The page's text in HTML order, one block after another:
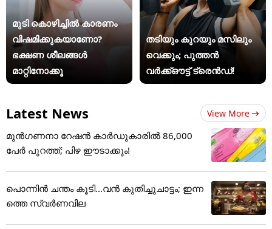
മുടി കൊഴിച്ചിൽ കാരണം
വിഷമിക്കുകയാണോ?
ഭക്ഷണ ശീലങ്ങൾ
മാറ്റിനോക്കൂ
തടിയും കുറയും മസിലും
വെക്കും; പുത്തൻ
വർക്ക്ഔട്ട് ട്രെൻഡ്!
Latest News View More
മുൻഗണനാ റേഷൻ കാർഡുകാരിൽ 86,000
പേർ പുറത്ത്; പിഴ ഈടാക്കും!
പൊന്നിന്‍ ചന്തം കൂടി...വന്‍ കുതിച്ചുചാട്ടം; ഇന്ന
ത്തെ സ്വര്‍ണവില